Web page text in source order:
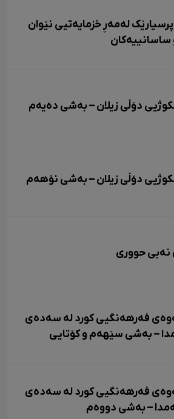
لەمەڕ خزمایەتیی نێوان
ساسانییەکان
دۆڵی زیلان – بەشی دەیەم
دۆڵی زیلان – بەشی نۆهەم
نەبی حووری
فەرهەنگیی کورد لە سەدەی
– بەشی سێهەم و کۆتایی
فەرهەنگیی کورد لە سەدەی
– بەشی دووەم